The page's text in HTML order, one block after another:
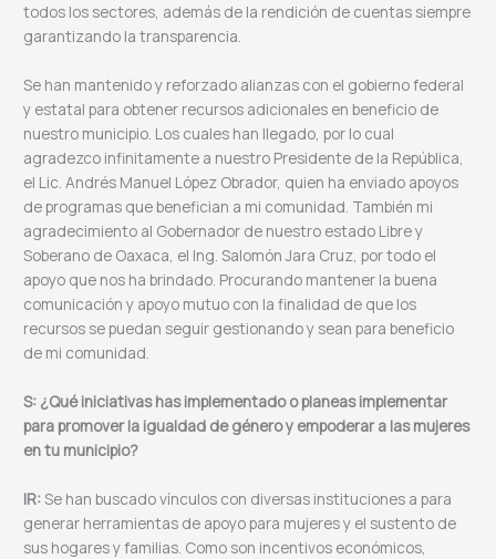
todos los sectores, además de la rendición de cuentas siempre
garantizando la transparencia.
Se han mantenido y reforzado alianzas con el gobierno federal
y estatal para obtener recursos adicionales en beneficio de
nuestro municipio. Los cuales han llegado, por lo cual
agradezco infinitamente a nuestro Presidente de la República,
el Lic. Andrés Manuel López Obrador, quien ha enviado apoyos
de programas que benefician a mi comunidad. También mi
agradecimiento al Gobernador de nuestro estado Libre y
Soberano de Oaxaca, el Ing. Salomón Jara Cruz, por todo el
apoyo que nos ha brindado. Procurando mantener la buena
comunicación y apoyo mutuo con la finalidad de que los
recursos se puedan seguir gestionando y sean para beneficio
de mi comunidad.
S: ¿Qué iniciativas has implementado o planeas implementar
para promover la igualdad de género y empoderar a las mujeres
en tu municipio?
IR:Se han buscado vínculos con diversas instituciones a para
generar herramientas de apoyo para mujeres y el sustento de
sus hogares y familias. Como son incentivos económicos,